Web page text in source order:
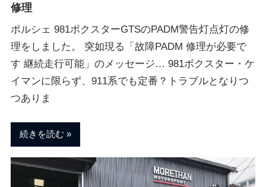
修理
ポルシェ 981ボクスターGTSのPADM警告灯点灯の修
理をしました。 突如現る「故障PADM 修理が必要で
す 継続走行可能」のメッセージ… 981ボクスター・ケ
イマンに限らず、911系でも定番？トラブルとなりつ
つありま
続きを読む